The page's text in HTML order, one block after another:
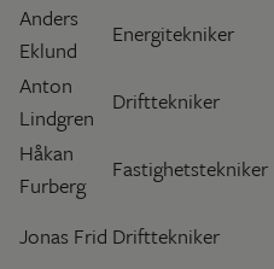
Anders
Eklund
Energitekniker
Anton
Lindgren
Drifttekniker
Håkan
Furberg
Fastighetstekniker
Jonas Frid Drifttekniker